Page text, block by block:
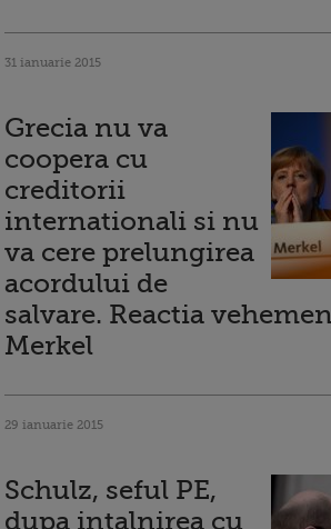
31 ianuarie 2015
Grecia nu va
coopera cu
creditorii
internationali si nu
va cere prelungirea
acordului de
salvare. Reactia
Merkel
29 ianuarie 2015
Schulz, seful PE,
dupa intalnirea cu